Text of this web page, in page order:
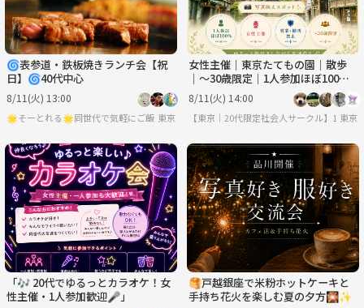
🌀表参道・鉄板焼きランチ会【祝
日】🌀40代中心
8/11(火) 13:00
🌟そーとれる🌟同世代で気軽にご飯会東京
女性主催｜東京たてもの園｜散歩
｜〜30歳限定｜1人参加ほぼ100%
｜友達作り
8/11(火) 14:00
【東京｜20代限定社会人サークル】1人参
東京
「🎶 20代でゆるっとカラオケ！女
性主催・1人参加歓迎🎤」
🥞戸越銀座で米粉ホットケーキと
手持ち花火を楽しむ夏の夕方🎇✨